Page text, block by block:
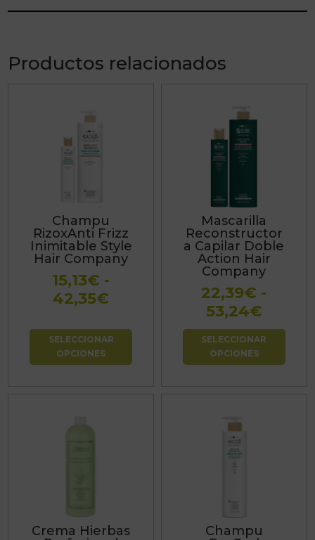
Productos relacionados
Champu
RizoxAnti Frizz
Inimitable Style
Hair Company
15,13€ -
42,35€
precios:
15,13€
SELECCIONAR
OPCIONES
opciones
se
pueden
elegir
página
producto
Mascarilla
Reconstructor
a Capilar Doble
Action Hair
Company
22,39€ -
53,24€Rango
de
desde
SELECCIONAR
OPCIONES
producto
opciones
se
pueden
elegir
página
producto
Crema Hierbas
Champu
producto
opciones